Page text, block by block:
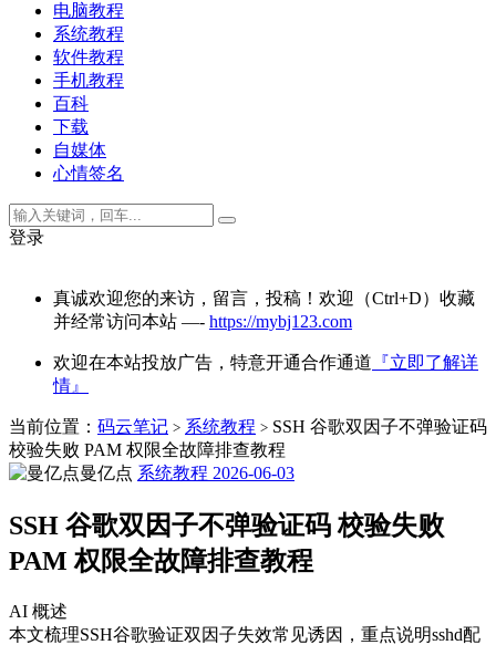
电脑教程
系统教程
软件教程
手机教程
百科
下载
自媒体
心情签名
登录
真诚欢迎您的来访，留言，投稿！欢迎（Ctrl+D）收藏
并经常访问本站 —- https://mybj123.com
欢迎在本站投放广告，特意开通合作通道 『立即了解详
情』
当前位置： 码云笔记 > 系统教程 > SSH 谷歌双因子不弹验证码
校验失败 PAM 权限全故障排查教程
曼亿点 系统教程 2026-06-03
SSH 谷歌双因子不弹验证码 校验失败
PAM 权限全故障排查教程
AI 概述
本文梳理SSH谷歌验证双因子失效常见诱因，重点说明sshd配